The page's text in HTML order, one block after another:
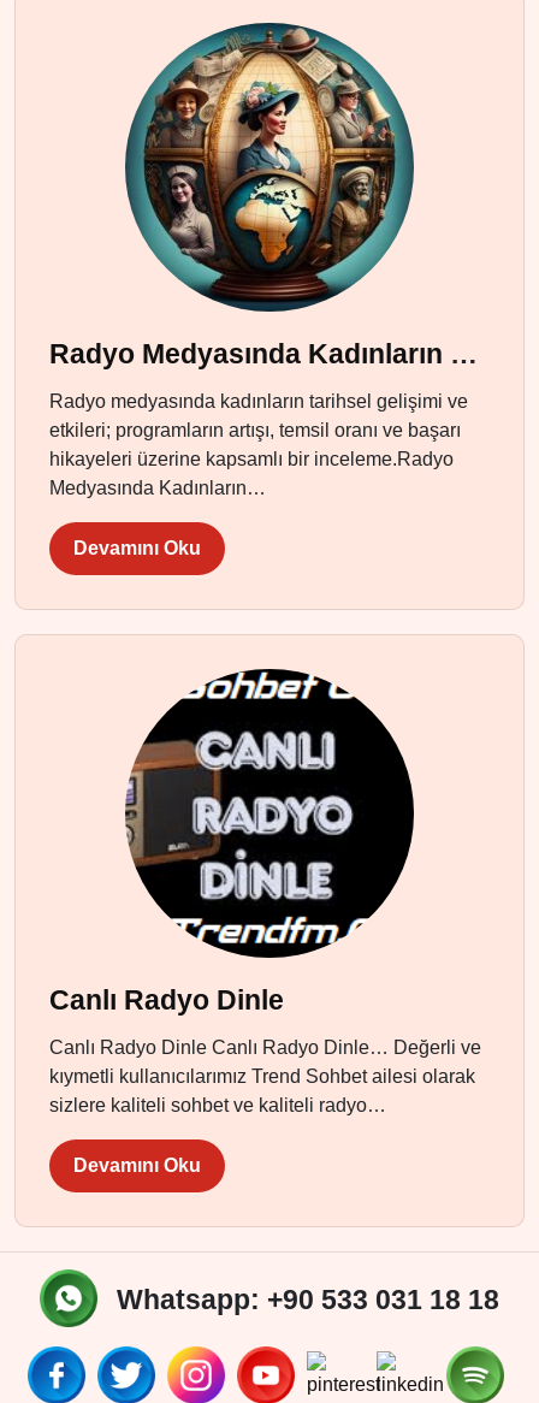
Radyo Medyasında Kadınların Rolü ve Katkıları
Radyo medyasında kadınların tarihsel gelişimi ve
etkileri; programların artışı, temsil oranı ve başarı
hikayeleri üzerine kapsamlı bir inceleme.Radyo
Medyasında Kadınların…
Devamını Oku
Canlı Radyo Dinle
Canlı Radyo Dinle Canlı Radyo Dinle… Değerli ve
kıymetli kullanıcılarımız Trend Sohbet ailesi olarak
sizlere kaliteli sohbet ve kaliteli radyo…
Devamını Oku
Whatsapp: +90 533 031 18 18